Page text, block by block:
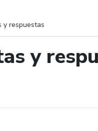
y respuestas
y